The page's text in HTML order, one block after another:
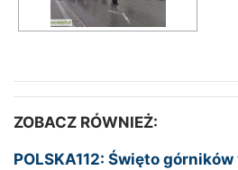
ZOBACZ RÓWNIEŻ:
POLSKA112: Święto